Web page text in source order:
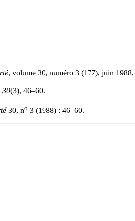
, volume 30, numéro 3 (177), juin 1988,
30(3), 46–60.
30, no 3 (1988) : 46–60.